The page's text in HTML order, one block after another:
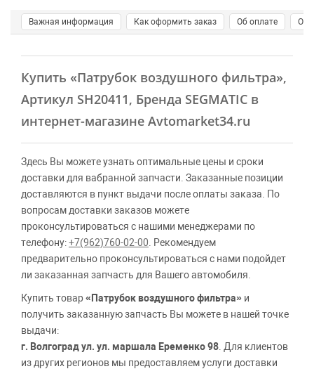
Важная информация Как оформить заказ Об оплате О
Купить «Патрубок воздушного фильтра»,
Артикул SH20411, Бренда SEGMATIC в
интернет-магазине Avtomarket34.ru
Здесь Вы можете узнать оптимальные цены и сроки
доставки для вабранной запчасти. Заказанные позиции
доставляются в пункт выдачи после оплаты заказа. По
вопросам доставки заказов можете
проконсультироваться с нашими менеджерами по
телефону:+7(962)760-02-00 . Рекомендуем
предварительно проконсультироваться с нами подойдет
ли заказанная запчасть для Вашего автомобиля.
Купить товар«Патрубок воздушного фильтра» и
получить заказанную запчасть Вы можете в нашей точке
выдачи:
г. Волгоград ул. ул. маршала Еременко 98 . Для клиентов
из других регионов мы предоставляем услуги доставки